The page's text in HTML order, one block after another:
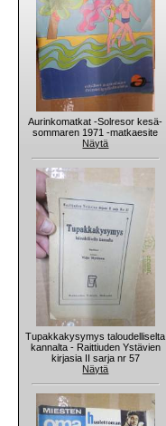
Aurinkomatkat -Solresor kesä-
sommaren 1971 -matkaesite
Näytä
Tupakkakysymys taloudelliselta
kannalta - Raittiuden Ystävien
kirjasia II sarja nr 57
Näytä